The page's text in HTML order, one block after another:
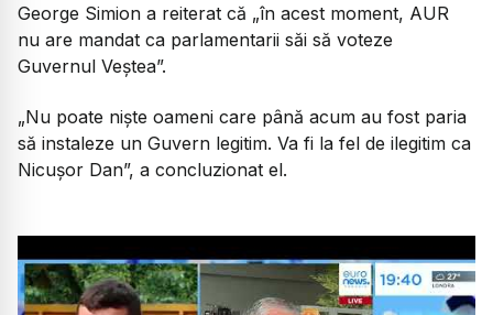
George Simion a reiterat că „în acest moment, AUR
nu are mandat ca parlamentarii săi să voteze
Guvernul Veștea”.
„Nu poate niște oameni care până acum au fost paria
să instaleze un Guvern legitim. Va fi la fel de ilegitim ca
Nicușor Dan”, a concluzionat el.